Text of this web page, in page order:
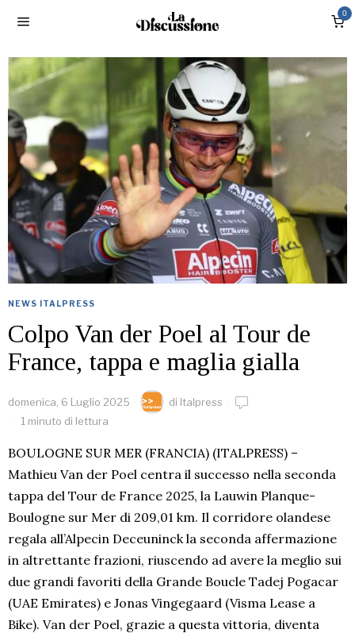
0
NEWS ITALPRESS
Colpo Van der Poel al Tour de
France, tappa e maglia gialla
domenica, 6 Luglio 2025 di Italpress
1 minuto di lettura
BOULOGNE SUR MER (FRANCIA) (ITALPRESS) –
Mathieu Van der Poel centra il successo nella seconda
tappa del Tour de France 2025, la Lauwin Planque-
Boulogne sur Mer di 209,01 km. Il corridore olandese
regala all’Alpecin Deceuninck la seconda affermazione
in altrettante frazioni, riuscendo ad avere la meglio sui
due grandi favoriti della Grande Boucle Tadej Pogacar
(UAE Emirates) e Jonas Vingegaard (Visma Lease a
Bike). Van der Poel, grazie a questa vittoria, diventa